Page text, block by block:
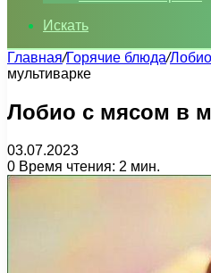
Искать
Главная/Горячие блюда/Лобио
мультиварке
Лобио с мясом в
03.07.2023
0 Время чтения: 2 мин.